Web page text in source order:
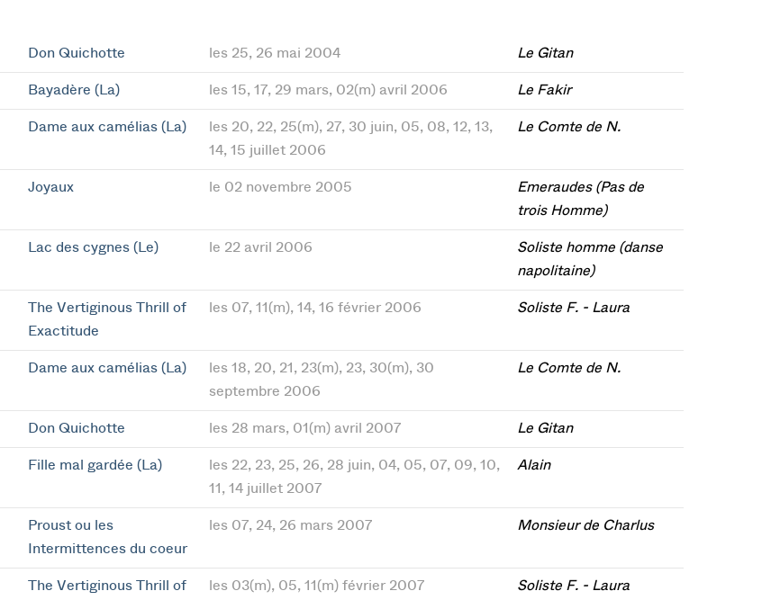
Don Quichotte les 25, 26 mai 2004 Le Gitan
Bayadère (La) les 15, 17, 29 mars, 02(m) avril 2006 Le Fakir
Dame aux camélias (La)
les 20, 22, 25(m), 27, 30 juin, 05, 08, 12, 13,
14, 15 juillet 2006
Le Comte de N.
Joyaux le 02 novembre 2005
Emeraudes (Pas de
trois Homme)
Lac des cygnes (Le) le 22 avril 2006
Soliste homme (danse
napolitaine)
The Vertiginous Thrill of
Exactitude
les 07, 11(m), 14, 16 février 2006 Soliste F. - Laura
Dame aux camélias (La)
les 18, 20, 21, 23(m), 23, 30(m), 30
septembre 2006
Le Comte de N.
Don Quichotte les 28 mars, 01(m) avril 2007 Le Gitan
Fille mal gardée (La)
les 22, 23, 25, 26, 28 juin, 04, 05, 07, 09, 10,
11, 14 juillet 2007
Alain
Proust ou les
Intermittences du coeur
les 07, 24, 26 mars 2007 Monsieur de Charlus
The Vertiginous Thrill of
les 03(m), 05, 11(m) février 2007 Soliste F. - Laura